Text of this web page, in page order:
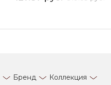
Бренд Коллекция